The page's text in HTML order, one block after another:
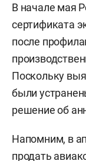
В начале мая
сертификата
после
Поскольку
были
решение об
Напомним, в
продать